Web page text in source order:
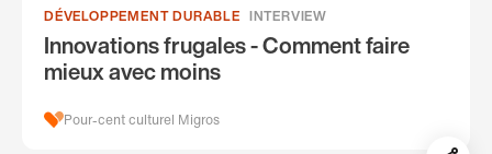
DÉVELOPPEMENT DURABLE INTERVIEW
Innovations frugales - Comment faire
mieux avec moins
Pour-cent culturel Migros